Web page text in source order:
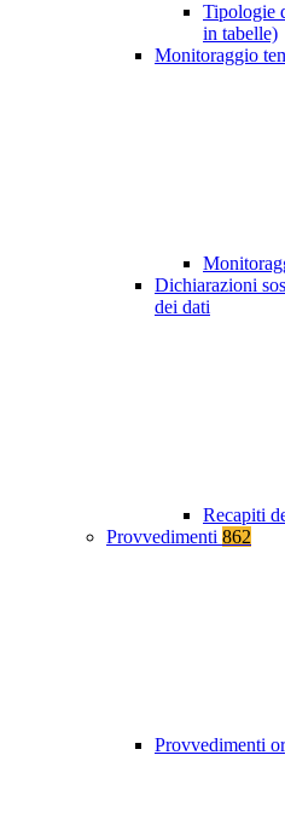
Tipologie
in tabelle)
Monitoraggio
Dichiarazioni
dei dati
Recapiti
Provvedimenti 862
Provvedimenti